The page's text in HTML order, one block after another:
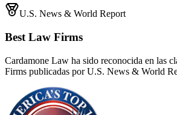
U.S. News & World Report
Best Law Firms
Cardamone Law ha sido reconocida en las
Firms publicadas por U.S. News & World